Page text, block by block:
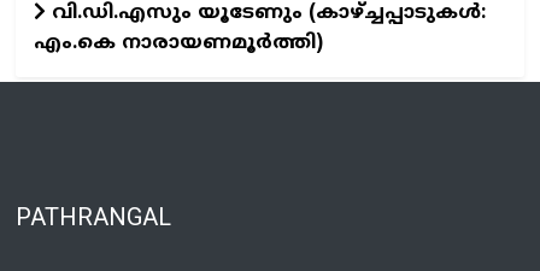
വി.ഡി.എസും യൂടേണും (കാഴ്ച്ചപ്പാടുകള്‍:
എം.കെ നാരായണമൂർത്തി)
PATHRANGAL